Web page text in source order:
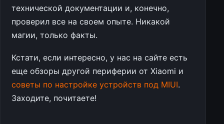
технической документации и, конечно,
проверил все на своем опыте. Никакой
магии, только факты.
Кстати, если интересно, у нас на сайте есть
еще обзоры другой периферии от Xiaomi и
советы по настройке устройств под MIUI.
Заходите, почитаете!